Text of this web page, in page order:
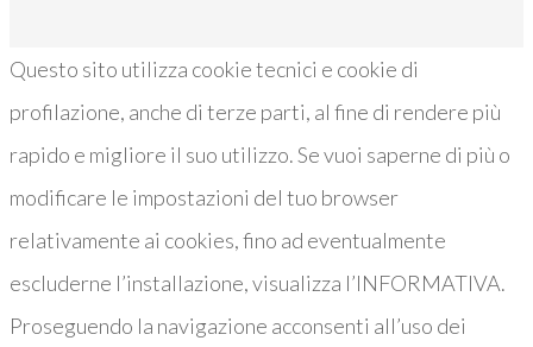
Questo sito utilizza cookie tecnici e cookie di
profilazione, anche di terze parti, al fine di rendere più
rapido e migliore il suo utilizzo. Se vuoi saperne di più o
modificare le impostazioni del tuo browser
relativamente ai cookies, fino ad eventualmente
escluderne l’installazione, visualizza l’INFORMATIVA.
Proseguendo la navigazione acconsenti all’uso dei